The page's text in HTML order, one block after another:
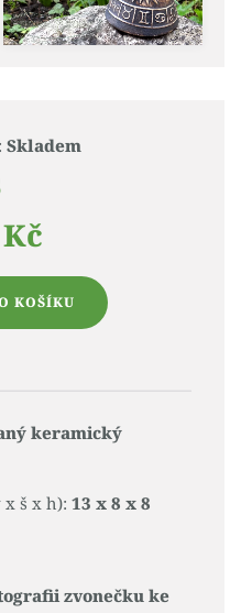
Skladem
KOŠÍKU
keramický
š x h): 13 x 8 x 8
zvonečku ke